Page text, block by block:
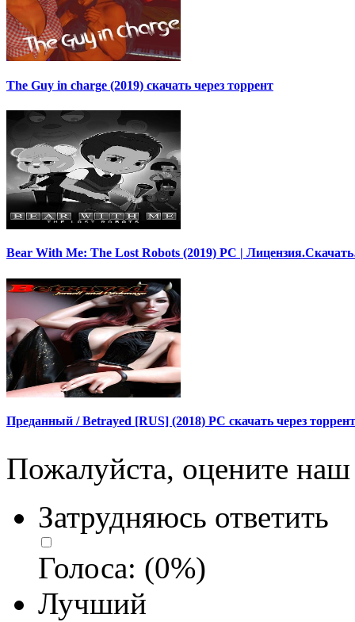
The Guy in charge (2019) скачать через торрент
Bear With Me: The Lost Robots (2019) PC |
Преданный / Betrayed [RUS] (2018) PC скачать через торрент
Пожалуйста, оцените наш
Затрудняюсь ответить
Голоса: (0%)
Лучший